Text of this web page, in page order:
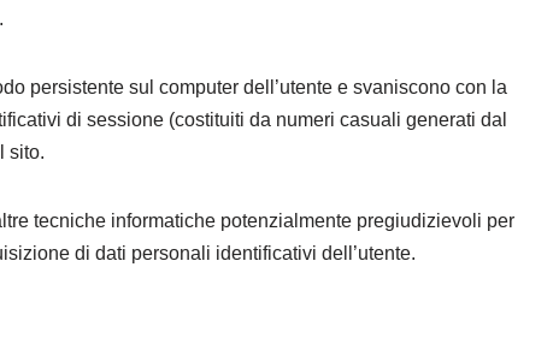
persistente sul computer dell’utente e svaniscono con la
di sessione (costituiti da numeri casuali generati dal
sito.
tecniche informatiche potenzialmente pregiudizievoli per
di dati personali identificativi dell’utente.